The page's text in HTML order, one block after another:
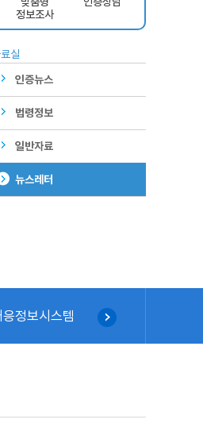
정보조사
실
인증뉴스
법령정보
일반자료
뉴스레터
정보시스템